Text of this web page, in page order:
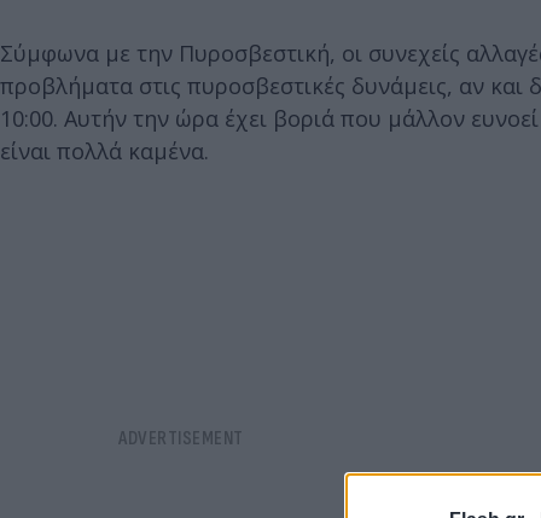
Σύμφωνα με την Πυροσβεστική, οι συνεχείς
προβλήματα στις πυροσβεστικές δυνάμεις, αν και
10:00. Αυτήν την ώρα έχει βοριά που μάλλον
είναι πολλά καμένα.